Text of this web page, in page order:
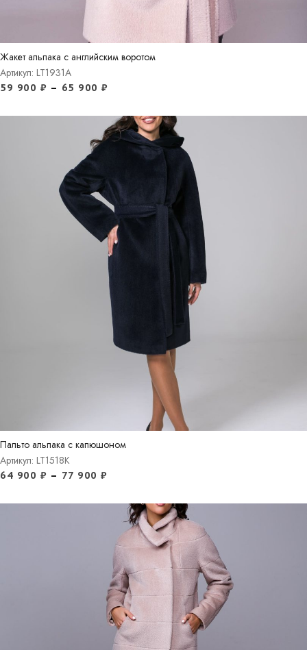
Жакет альпака с английским воротом
Артикул: LT1931A
59 900 ₽ – 65 900 ₽
Пальто альпака с капюшоном
Артикул: LT1518K
64 900 ₽ – 77 900 ₽